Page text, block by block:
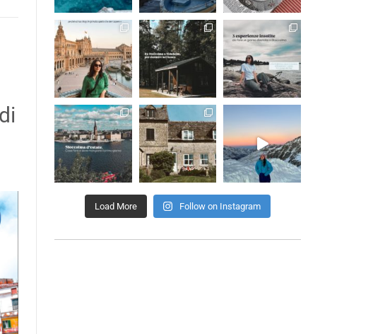
Load More Follow on Instagram